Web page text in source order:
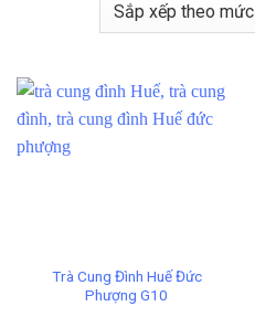
Trà Cung Đình Huế Đức
Phượng G10